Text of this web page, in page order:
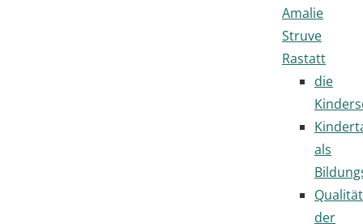
Amalie
Struve
Rastatt
die
als
Qualität
der